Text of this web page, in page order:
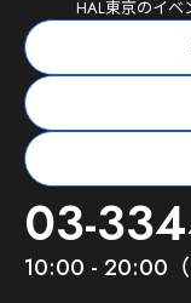
HAL東京のイベ
03-
10:00 - 20:00（